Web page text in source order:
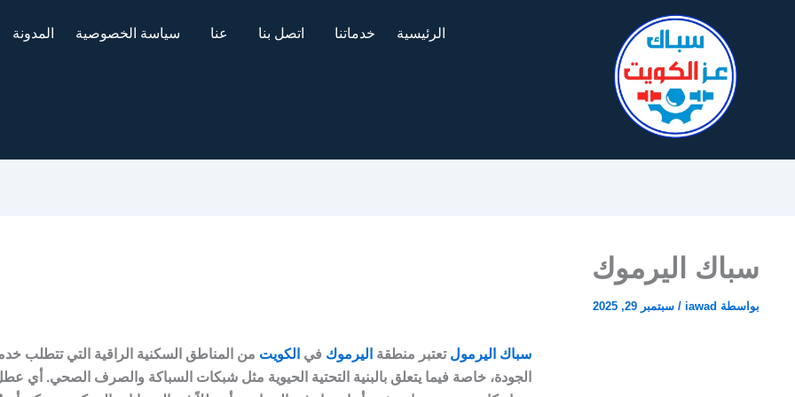
الرئيسية خدماتنا اتصل بنا عنا سياسة الخصوصية المدونة
سباك اليرموك
بواسطة iawad
/ سبتمبر 29, 2025
سباك اليرمول تعتبر منطقة اليرموك في الكويت من المناطق السكنية الراقية التي تتطلب
الجودة، خاصة فيما يتعلق بالبنية التحتية الحيوية مثل شبكات السباكة والصرف الصحي. أي